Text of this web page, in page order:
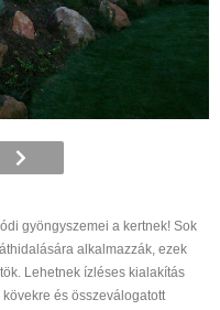
gyöngyszemei a kertnek! Sok
alkalmazzák, ezek
Lehetnek ízléses kialakítás
és összeválogatott